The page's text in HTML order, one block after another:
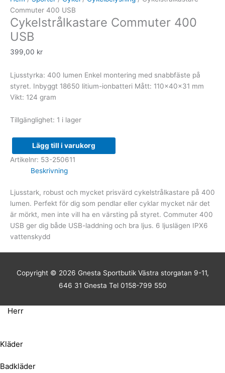
Commuter 400 USB
Cykelstrålkastare Commuter 400
USB
399,00 kr
Ljusstyrka: 400 lumen Enkel montering med snabbfäste på
styret. Inbyggt 18650 litium-ionbatteri Mått: 110x40x31 mm
Vikt: 124 gram
Tillgänglighet: 1 i lager
USB
mängd
Lägg till i varukorg
Artikelnr: 53-250611
Beskrivning
Ljusstark, robust och mycket prisvärd cykelstrålkastare på 400
lumen. Perfekt för dig som pendlar eller cyklar mycket när det
är mörkt, men inte vill ha en värsting på styret. Commuter 400
USB ger dig både USB-laddning och bra ljus. 6 ljuslägen IPX6
vattenskydd
Copyright © 2026 Gnesta SportbutikVästra storgatan 9-11,
646 31 Gnesta Tel 0158-799 550
Herr
Kläder
Badkläder